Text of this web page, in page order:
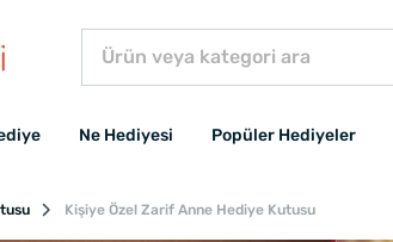
Ne Hediyesi Popüler Hediyeler
Kişiye Özel Zarif Anne Hediye Kutusu